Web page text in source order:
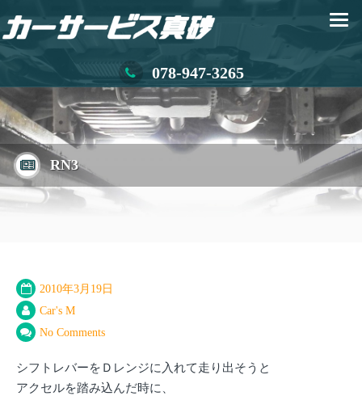
078-947-3265
RN3
2010年3月19日
Car's M
No Comments
シフトレバーをＤレンジに入れて走り出そうと
アクセルを踏み込んだ時に、